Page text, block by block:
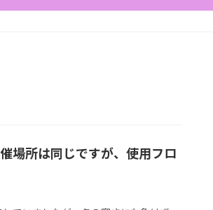
場所は同じですが、使用フロ